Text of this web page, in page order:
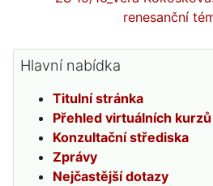
renesanční
Přeskočit: Hlavní nabídka
Hlavní nabídka
Titulní stránka
Přehled virtuálních kurzů
Konzultační střediska
Zprávy
Nejčastější dotazy